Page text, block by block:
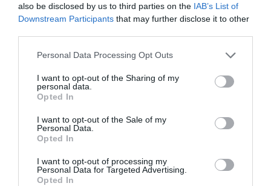
also be disclosed by us to third parties on the IAB’s List of
Downstream Participants that may further disclose it to other
Personal Data Processing Opt Outs
I want to opt-out of the Sharing of my
personal data.
Opted In
I want to opt-out of the Sale of my
Personal Data.
Opted In
I want to opt-out of processing my
Personal Data for Targeted Advertising.
Opted In
remboursement cela fait déjà 11 mois je n’ais pas reçu mon
remboursement.
vole annulé doit être remboursé dans un délais de 7 jours.
remboursement dans un délais de six mois d’après leur
messagerie. Cependant moi j’attends depuis presque un an.
Ce sont des délinquants réunis.
Mais je ne lâcherai pas mon billet d’avion doit être remboursé.
VIRAZEL